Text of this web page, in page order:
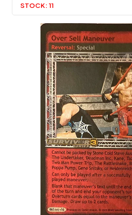
STOCK: 11